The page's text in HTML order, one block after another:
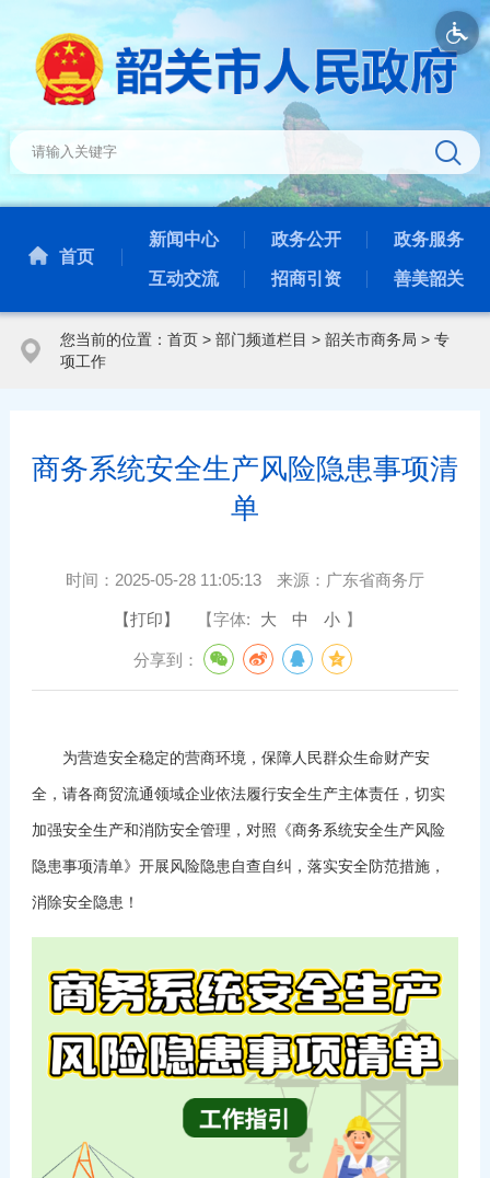
首页
新闻中心 政务公开 政务服务
互动交流 招商引资 善美韶关
您当前的位置： 首页> 部门频道栏目 > 韶关市商务局 > 专
项工作
商务系统安全生产风险隐患事项清
单
时间： 2025-05-28 11:05:13 来源： 广东省商务厅
【打印】 【字体: 大 中 小 】
分享到：
为营造安全稳定的营商环境，保障人民群众生命财产安
全，请各商贸流通领域企业依法履行安全生产主体责任，切实
加强安全生产和消防安全管理，对照《商务系统安全生产风险
隐患事项清单》开展风险隐患自查自纠，落实安全防范措施，
消除安全隐患！